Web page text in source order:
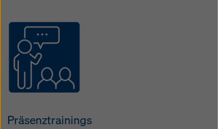
Open
Präsenztrainings